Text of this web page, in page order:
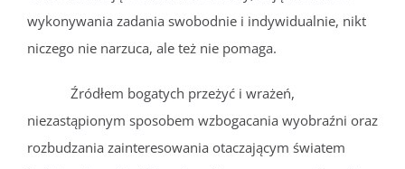
wykonywania zadania swobodnie i indywidualnie, nikt
niczego nie narzuca, ale też nie pomaga.
Źródłem bogatych przeżyć i wrażeń,
niezastąpionym sposobem wzbogacania wyobraźni oraz
rozbudzania zainteresowania otaczającym światem